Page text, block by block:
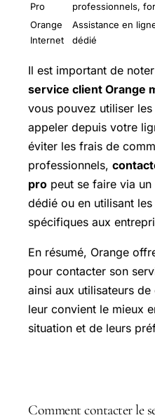
Pro
professionnels,
Orange
Internet
Assistance en
dédié
Il est important de
service client Orange
vous pouvez utiliser
appeler depuis votre
éviter les frais de
professionnels,
pro peut se faire via
dédié ou en utilisant
spécifiques aux
En résumé, Orange
pour contacter son
ainsi aux utilisateurs
leur convient le mieux
situation et de leurs
Comment contacter le